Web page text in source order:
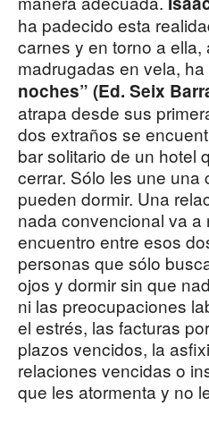
ha padecido esta
carnes y en torno a ella,
madrugadas en vela, ha
noches” (Ed. Seix
atrapa desde sus
dos extraños se
bar solitario de un hotel
cerrar. Sólo les une una
pueden dormir. Una
nada convencional va a
encuentro entre esos
personas que sólo
ojos y dormir sin que
ni las preocupaciones
el estrés, las facturas
plazos vencidos, la
relaciones vencidas o
que les atormenta y no